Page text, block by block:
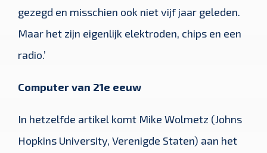
gezegd en misschien ook niet vijf jaar geleden.
Maar het zijn eigenlijk elektroden, chips en een
radio.’
Computer van 21e eeuw
In hetzelfde artikel komt Mike Wolmetz (Johns
Hopkins University, Verenigde Staten) aan het